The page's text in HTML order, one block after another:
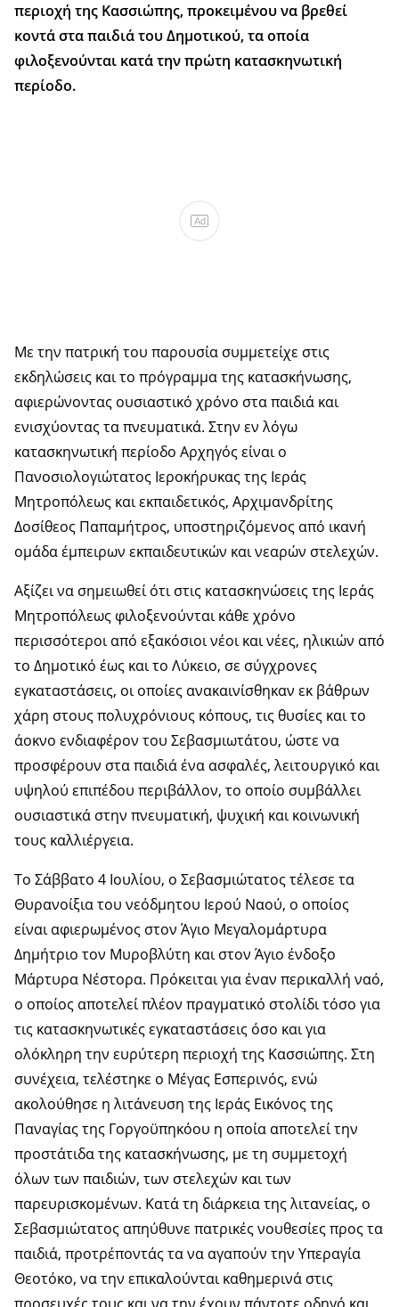
περιοχή της Κασσιώπης, προκειμένου να βρεθεί
κοντά στα παιδιά του Δημοτικού, τα οποία
φιλοξενούνται κατά την πρώτη κατασκηνωτική
περίοδο.
Ad
Με την πατρική του παρουσία συμμετείχε στις
εκδηλώσεις και το πρόγραμμα της κατασκήνωσης,
αφιερώνοντας ουσιαστικό χρόνο στα παιδιά και
ενισχύοντας τα πνευματικά. Στην εν λόγω
κατασκηνωτική περίοδο Αρχηγός είναι ο
Πανοσιολογιώτατος Ιεροκήρυκας της Ιεράς
Μητροπόλεως και εκπαιδετικός, Αρχιμανδρίτης
Δοσίθεος Παπαμήτρος, υποστηριζόμενος από ικανή
ομάδα έμπειρων εκπαιδευτικών και νεαρών στελεχών.
Αξίζει να σημειωθεί ότι στις κατασκηνώσεις της Ιεράς
Μητροπόλεως φιλοξενούνται κάθε χρόνο
περισσότεροι από εξακόσιοι νέοι και νέες, ηλικιών από
το Δημοτικό έως και το Λύκειο, σε σύγχρονες
εγκαταστάσεις, οι οποίες ανακαινίσθηκαν εκ βάθρων
χάρη στους πολυχρόνιους κόπους, τις θυσίες και το
άοκνο ενδιαφέρον του Σεβασμιωτάτου, ώστε να
προσφέρουν στα παιδιά ένα ασφαλές, λειτουργικό και
υψηλού επιπέδου περιβάλλον, το οποίο συμβάλλει
ουσιαστικά στην πνευματική, ψυχική και κοινωνική
τους καλλιέργεια.
Το Σάββατο 4 Ιουλίου, ο Σεβασμιώτατος τέλεσε τα
Θυρανοίξια του νεόδμητου Ιερού Ναού, ο οποίος
είναι αφιερωμένος στον Άγιο Μεγαλομάρτυρα
Δημήτριο τον Μυροβλύτη και στον Άγιο ένδοξο
Μάρτυρα Νέστορα. Πρόκειται για έναν περικαλλή ναό,
ο οποίος αποτελεί πλέον πραγματικό στολίδι τόσο για
τις κατασκηνωτικές εγκαταστάσεις όσο και για
ολόκληρη την ευρύτερη περιοχή της Κασσιώπης. Στη
συνέχεια, τελέστηκε ο Μέγας Εσπερινός, ενώ
ακολούθησε η λιτάνευση της Ιεράς Εικόνος της
Παναγίας της Γοργοϋπηκόου η οποία αποτελεί την
προστάτιδα της κατασκήνωσης, με τη συμμετοχή
όλων των παιδιών, των στελεχών και των
παρευρισκομένων. Κατά τη διάρκεια της λιτανείας, ο
Σεβασμιώτατος απηύθυνε πατρικές νουθεσίες προς τα
παιδιά, προτρέποντάς τα να αγαπούν την Υπεραγία
Θεοτόκο, να την επικαλούνται καθημερινά στις